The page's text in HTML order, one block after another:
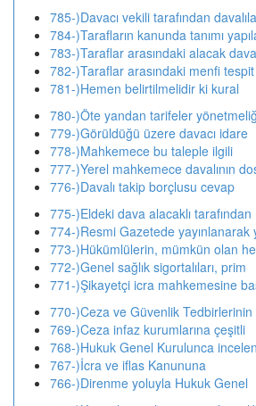
785-)Davacı vekili tarafından
784-)Tarafların kanunda tanımı
783-)Taraflar arasındaki alacak
782-)Taraflar arasındaki menfi tespit
781-)Hemen belirtilmelidir ki kural
780-)Öte yandan tarifeler
779-)Görüldüğü üzere davacı idare
778-)Mahkemece bu taleple ilgili
777-)Yerel mahkemece davalının
776-)Davalı takip borçlusu cevap
775-)Eldeki dava alacaklı tarafından
774-)Resmi Gazetede yayınlanarak
773-)Hükümlülerin, mümkün olan
772-)Genel sağlık sigortalıları, prim
771-)Şikayetçi icra mahkemesine
770-)Ceza ve Güvenlik Tedbirlerinin
769-)Ceza infaz kurumlarına çeşitli
768-)Hukuk Genel Kurulunca
767-)İcra ve iflas Kanununa
766-)Direnme yoluyla Hukuk Genel